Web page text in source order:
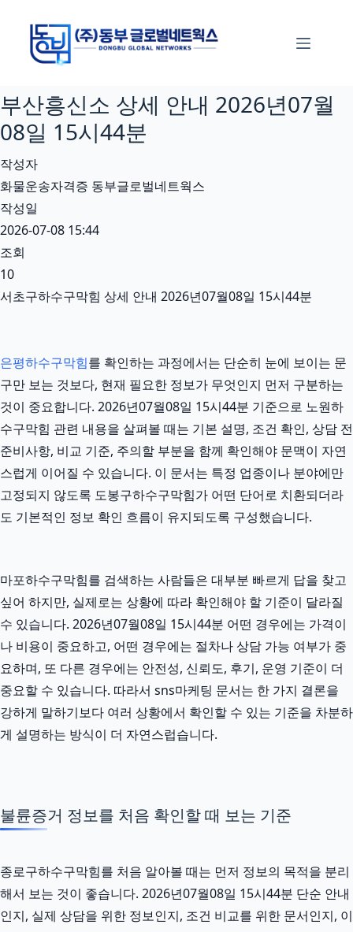
건
너
뛰
기
부산흥신소 상세 안내 2026년07월
08일 15시44분
작성자
화물운송자격증 동부글로벌네트웍스
작성일
2026-07-08 15:44
조회
10
서초구하수구막힘 상세 안내 2026년07월08일 15시44분
은평하수구막힘를 확인하는 과정에서는 단순히 눈에 보이는 문
구만 보는 것보다, 현재 필요한 정보가 무엇인지 먼저 구분하는
것이 중요합니다. 2026년07월08일 15시44분 기준으로 노원하
수구막힘 관련 내용을 살펴볼 때는 기본 설명, 조건 확인, 상담 전
준비사항, 비교 기준, 주의할 부분을 함께 확인해야 문맥이 자연
스럽게 이어질 수 있습니다. 이 문서는 특정 업종이나 분야에만
고정되지 않도록 도봉구하수구막힘가 어떤 단어로 치환되더라
도 기본적인 정보 확인 흐름이 유지되도록 구성했습니다.
마포하수구막힘를 검색하는 사람들은 대부분 빠르게 답을 찾고
싶어 하지만, 실제로는 상황에 따라 확인해야 할 기준이 달라질
수 있습니다. 2026년07월08일 15시44분 어떤 경우에는 가격이
나 비용이 중요하고, 어떤 경우에는 절차나 상담 가능 여부가 중
요하며, 또 다른 경우에는 안전성, 신뢰도, 후기, 운영 기준이 더
중요할 수 있습니다. 따라서 sns마케팅 문서는 한 가지 결론을
강하게 말하기보다 여러 상황에서 확인할 수 있는 기준을 차분하
게 설명하는 방식이 더 자연스럽습니다.
불륜증거 정보를 처음 확인할 때 보는 기준
종로구하수구막힘를 처음 알아볼 때는 먼저 정보의 목적을 분리
해서 보는 것이 좋습니다. 2026년07월08일 15시44분 단순 안내
인지, 실제 상담을 위한 정보인지, 조건 비교를 위한 문서인지, 이